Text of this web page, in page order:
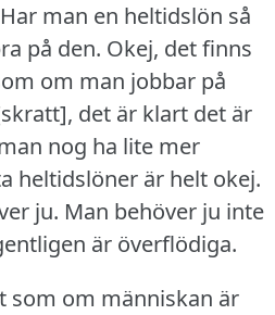
Har man en heltidslön så
på den. Okej, det finns
om man jobbar på
det är klart det är
nog ha lite mer
heltidslöner är helt okej.
ju. Man behöver ju inte
är överflödiga.
som om människan är